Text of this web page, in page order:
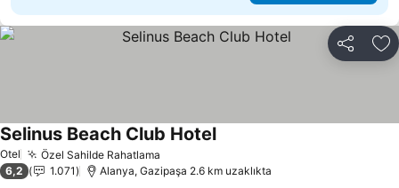
Paylaş
Otel Özel Sahilde Rahatlama
Selinus Beach Club HotelFiyatları görün
6,2 1.071 Alanya, Gazipaşa 2.6 km uzaklıkta